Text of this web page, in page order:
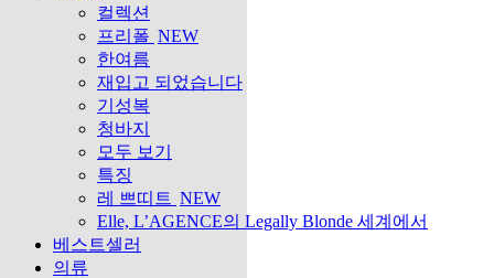
컬렉션
프리폴 NEW
한여름
재입고 되었습니다
기성복
청바지
모두 보기
특징
레 쁘띠트 NEW
Elle, L’AGENCE의 Legally Blonde 세계에서
베스트셀러
의류